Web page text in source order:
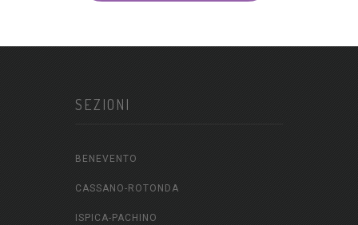
SEZIONI
BENEVENTO
CASSANO-ROTONDA
ISPICA-PACHINO